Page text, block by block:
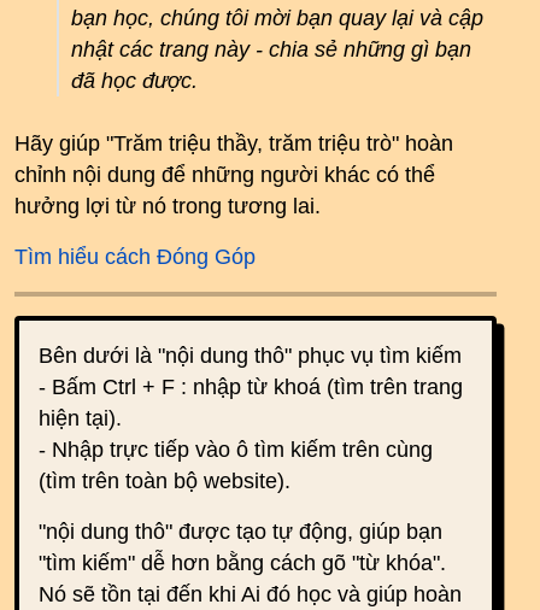
bạn học, chúng tôi mời bạn quay lại và cập
nhật các trang này - chia sẻ những gì bạn
đã học được.
Hãy giúp "Trăm triệu thầy, trăm triệu trò" hoàn
chỉnh nội dung để những người khác có thể
hưởng lợi từ nó trong tương lai.
Tìm hiểu cách Đóng Góp
Bên dưới là "nội dung thô" phục vụ tìm kiếm
- Bấm Ctrl + F : nhập từ khoá (tìm trên trang
hiện tại).
- Nhập trực tiếp vào ô tìm kiếm trên cùng
(tìm trên toàn bộ website).
"nội dung thô" được tạo tự động, giúp bạn
"tìm kiếm" dễ hơn bằng cách gõ "từ khóa".
Nó sẽ tồn tại đến khi Ai đó học và giúp hoàn